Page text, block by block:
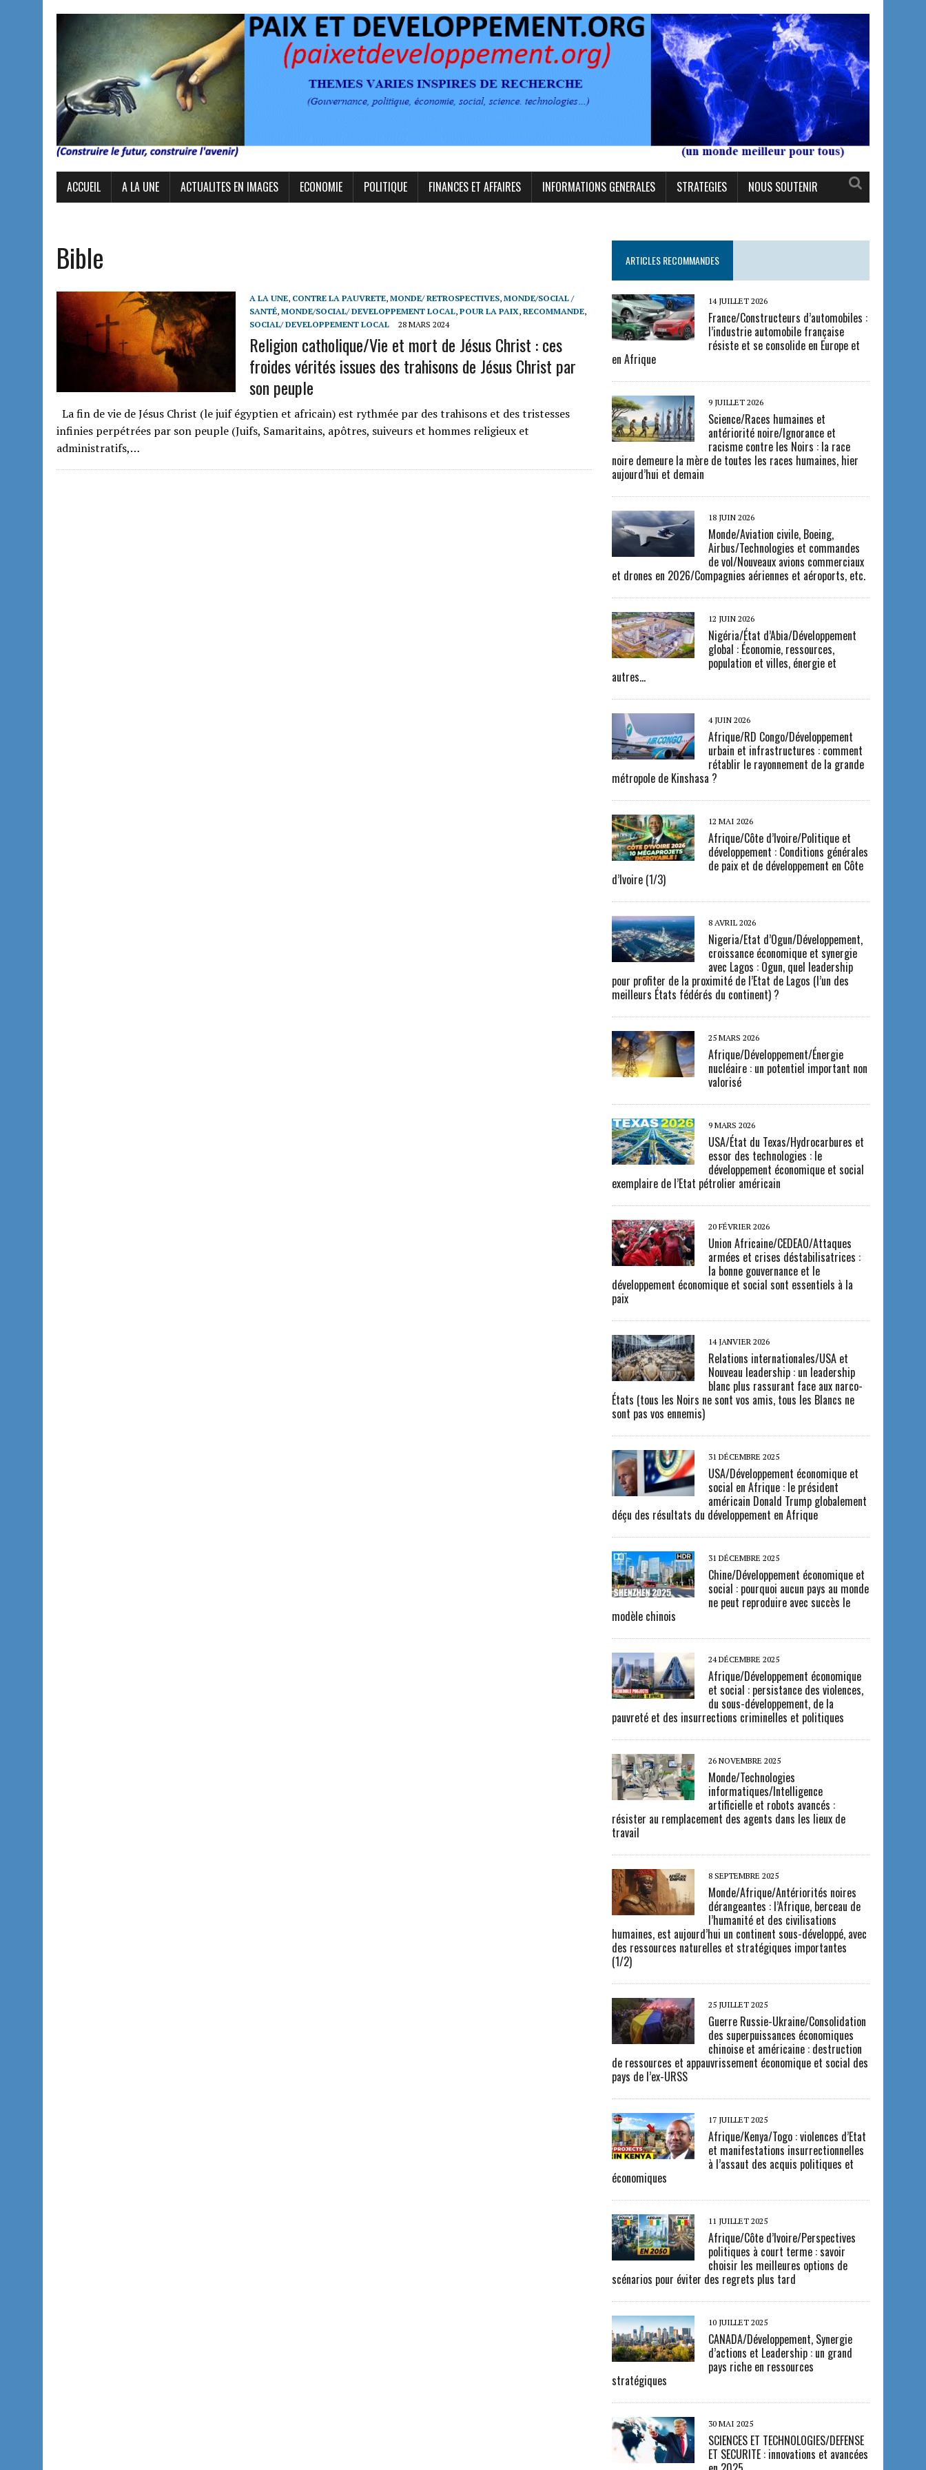
ACCUEIL A LA UNE ACTUALITES EN IMAGES ECONOMIE POLITIQUE FINANCES ET AFFAIRES INFORMATIONS GENERALES STRATEGIES NOUS SOUTENIR
Bible
A LA UNE, CONTRE LA PAUVRETE, MONDE/ RETROSPECTIVES, MONDE/SOCIAL /
SANTÉ, MONDE/SOCIAL/ DEVELOPPEMENT LOCAL, POUR LA PAIX, RECOMMANDE,
SOCIAL/ DEVELOPPEMENT LOCAL
28 MARS 2024
Religion catholique/Vie et mort de Jésus Christ : ces
froides vérités issues des trahisons de Jésus Christ par
son peuple
La fin de vie de Jésus Christ (le juif égyptien et africain) est rythmée par des trahisons et des tristesses
infinies perpétrées par son peuple (Juifs, Samaritains, apôtres, suiveurs et hommes religieux et
administratifs,…
ARTICLES RECOMMANDES
14 JUILLET 2026
France/Constructeurs d’automobiles :
l’industrie automobile française
résiste et se consolide en Europe et
en Afrique
9 JUILLET 2026
Science/Races humaines et
antériorité noire/Ignorance et
racisme contre les Noirs : la race
noire demeure la mère de toutes les races humaines, hier
aujourd’hui et demain
18 JUIN 2026
Monde/Aviation civile, Boeing,
Airbus/Technologies et commandes
de vol/Nouveaux avions commerciaux
et drones en 2026/Compagnies aériennes et aéroports, etc.
12 JUIN 2026
Nigéria/État d’Abia/Développement
global : Économie, ressources,
population et villes, énergie et
autres…
4 JUIN 2026
Afrique/RD Congo/Développement
urbain et infrastructures : comment
rétablir le rayonnement de la grande
métropole de Kinshasa ?
12 MAI 2026
Afrique/Côte d’Ivoire/Politique et
développement : Conditions générales
de paix et de développement en Côte
d’Ivoire (1/3)
8 AVRIL 2026
Nigeria/Etat d’Ogun/Développement,
croissance économique et synergie
avec Lagos : Ogun, quel leadership
pour profiter de la proximité de l’Etat de Lagos (l’un des
meilleurs États fédérés du continent) ?
25 MARS 2026
Afrique/Développement/Énergie
nucléaire : un potentiel important non
valorisé
9 MARS 2026
USA/État du Texas/Hydrocarbures et
essor des technologies : le
développement économique et social
exemplaire de l’Etat pétrolier américain
20 FÉVRIER 2026
Union Africaine/CEDEAO/Attaques
armées et crises déstabilisatrices :
la bonne gouvernance et le
développement économique et social sont essentiels à la
paix
14 JANVIER 2026
Relations internationales/USA et
Nouveau leadership : un leadership
blanc plus rassurant face aux narco-
États (tous les Noirs ne sont vos amis, tous les Blancs ne
sont pas vos ennemis)
31 DÉCEMBRE 2025
USA/Développement économique et
social en Afrique : le président
américain Donald Trump globalement
déçu des résultats du développement en Afrique
31 DÉCEMBRE 2025
Chine/Développement économique et
social : pourquoi aucun pays au monde
ne peut reproduire avec succès le
modèle chinois
24 DÉCEMBRE 2025
Afrique/Développement économique
et social : persistance des violences,
du sous-développement, de la
pauvreté et des insurrections criminelles et politiques
26 NOVEMBRE 2025
Monde/Technologies
informatiques/Intelligence
artificielle et robots avancés :
résister au remplacement des agents dans les lieux de
travail
8 SEPTEMBRE 2025
Monde/Afrique/Antériorités noires
dérangeantes : l’Afrique, berceau de
l’humanité et des civilisations
humaines, est aujourd’hui un continent sous-développé, avec
des ressources naturelles et stratégiques importantes
(1/2)
25 JUILLET 2025
Guerre Russie-Ukraine/Consolidation
des superpuissances économiques
chinoise et américaine : destruction
de ressources et appauvrissement économique et social des
pays de l’ex-URSS
17 JUILLET 2025
Afrique/Kenya/Togo : violences d’Etat
et manifestations insurrectionnelles
à l’assaut des acquis politiques et
économiques
11 JUILLET 2025
Afrique/Côte d’Ivoire/Perspectives
politiques à court terme : savoir
choisir les meilleures options de
scénarios pour éviter des regrets plus tard
10 JUILLET 2025
CANADA/Développement, Synergie
d’actions et Leadership : un grand
pays riche en ressources
stratégiques
30 MAI 2025
SCIENCES ET TECHNOLOGIES/DEFENSE
ET SECURITE : innovations et avancées